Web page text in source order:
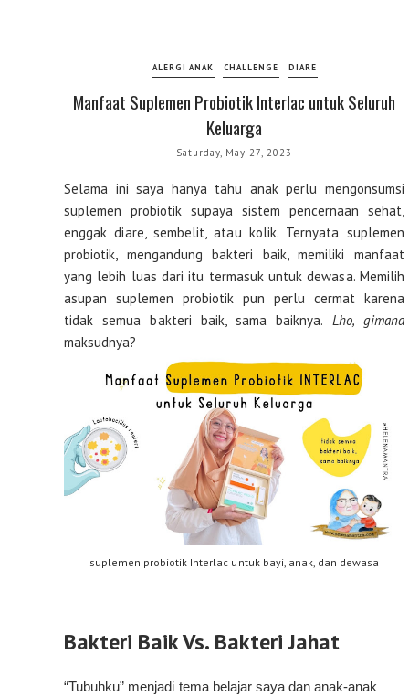
ALERGI ANAK CHALLENGE DIARE
Manfaat Suplemen Probiotik Interlac untuk Seluruh
Keluarga
Saturday, May 27, 2023
Selama ini saya hanya tahu anak perlu mengonsumsi
suplemen probiotik supaya sistem pencernaan sehat,
enggak diare, sembelit, atau kolik. Ternyata suplemen
probiotik, mengandung bakteri baik, memiliki manfaat
yang lebih luas dari itu termasuk untuk dewasa. Memilih
asupan suplemen probiotik pun perlu cermat karena
tidak semua bakteri baik, sama baiknya. Lho, gimana
maksudnya?
suplemen probiotik Interlac untuk bayi, anak, dan dewasa
Bakteri Baik Vs. Bakteri Jahat
“Tubuhku” menjadi tema belajar saya dan anak-anak